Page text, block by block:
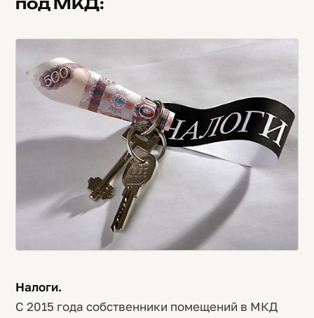
Налоги.
C 2015 года собственники помещений в МКД